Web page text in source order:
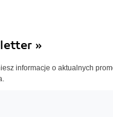
»
informacje o aktualnych